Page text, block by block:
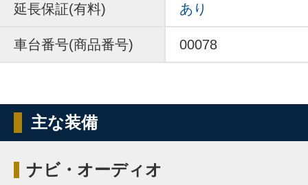
延長保証(有料) あり
車台番号(商品番号) 00078
主な装備
ナビ・オーディオ